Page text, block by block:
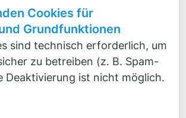
Abbrechen
und Widerrufshinweise
Cookies für
Grundfunktionen
sind technisch erforderlich, um
zu betreiben (z. B. Spam-
Deaktivierung ist nicht möglich.